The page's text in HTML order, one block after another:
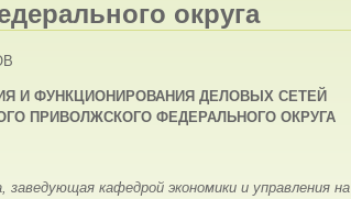
округа
И ФУНКЦИОНИРОВАНИЯ ДЕЛОВЫХ СЕТЕЙ
ПРИВОЛЖСКОГО ФЕДЕРАЛЬНОГО ОКРУГА
кафедрой экономики и управления на